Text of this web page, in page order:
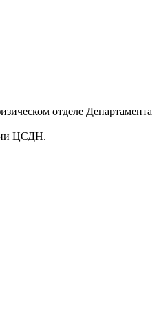
отделе Департамента
ЦСДН.